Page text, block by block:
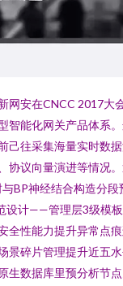
网安在CNCC 2017大
智能化网关产品体系
己往采集海量实时数
协议向量演进等情况
BP神经结合构造分段
设计——管理层3级模
全性能力提升异常点
景碎片管理提升近五
生数据库里预分析节